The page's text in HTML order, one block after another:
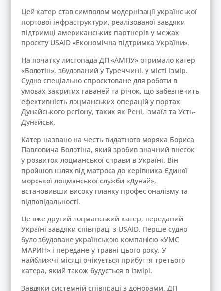
Цей катер став символом модернізації української
портової інфраструктури, реалізованої завдяки
підтримці американських партнерів у межах
проєкту USAID «Економічна підтримка України».
На початку листопада ДП «АМПУ» отримало катер
«Болотін», збудований у Туреччині, у місті Ізмір.
Судно спеціально спроєктоване для роботи в
умовах закритих гаваней та річок, що забезпечить
ефективність лоцманських операцій у портах
Дунайського регіону, таких як Рені, Ізмаїл та Усть-
Дунайськ.
Катер названо на честь видатного моряка Бориса
Павловича Болотіна, який зробив значний внесок
у розвиток лоцманської справи в Україні. Він
пройшов шлях від матроса до керівника Єдиної
морської лоцманської служби «Дунай»,
встановивши високу планку професіоналізму та
відповідальності.
Це вже другий лоцманський катер, переданий
Україні завдяки співпраці з USAID. Перше судно
було збудоване українською компанією «УМС
МАРИН» і передане у травні цього року. У
найближчі місяці очікується прибуття третього
катера, який також будується в Ізмірі.
Завдяки системній співпраці з донорами, ДП